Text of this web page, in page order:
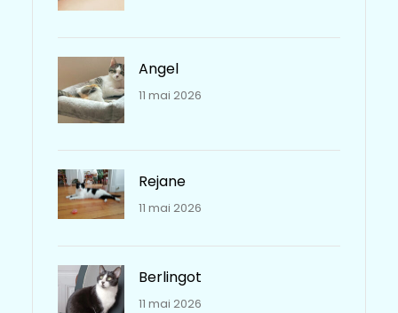
Angel
11 mai 2026
Rejane
11 mai 2026
Berlingot
11 mai 2026